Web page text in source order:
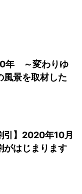
年 ～変わりゆ
風景を取材した
引】2020年10月
はじまります